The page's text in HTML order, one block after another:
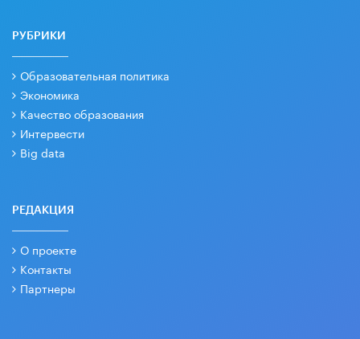
РУБРИКИ
Образовательная политика
Экономика
Качество образования
Интервести
Big data
РЕДАКЦИЯ
О проекте
Контакты
Партнеры